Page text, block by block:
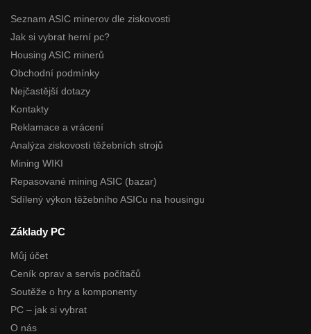
Seznam ASIC minerov dle ziskovosti
Jak si vybrat herní pc?
Housing ASIC minerů
Obchodní podmínky
Nejčastější dotazy
Kontakty
Reklamace a vrácení
Analýza ziskovosti těžebních strojů
Mining WIKI
Repasované mining ASIC (bazar)
Sdílený výkon těžebního ASICu na housingu
Základy PC
Můj účet
Ceník oprav a servis počítačů
Soutěže o hry a komponenty
PC – jak si vybrat
O nás